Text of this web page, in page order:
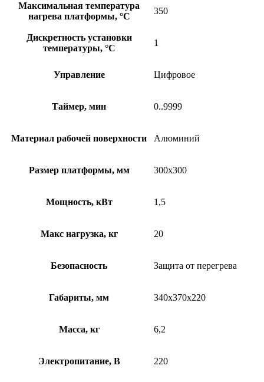
Максимальная температура
нагрева платформы, °C
350
Дискретность установки
температуры, °C
1
Управление Цифровое
Таймер, мин 0..9999
Материал рабочей поверхности Алюминий
Размер платформы, мм 300х300
Мощность, кВт 1,5
Макс нагрузка, кг 20
Безопасность Защита от перегрева
Габариты, мм 340х370х220
Масса, кг 6,2
Электропитание, В 220